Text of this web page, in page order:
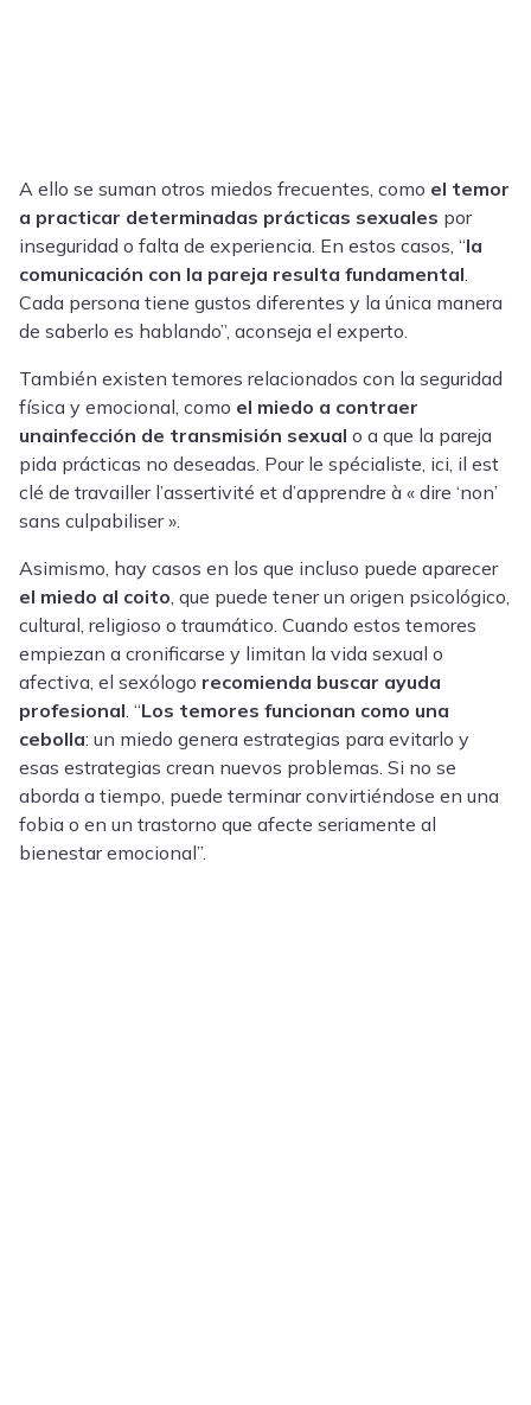
A ello se suman otros miedos frecuentes, como el temor
a practicar determinadas prácticas sexuales por
inseguridad o falta de experiencia. En estos casos, “la
comunicación con la pareja resulta fundamental.
Cada persona tiene gustos diferentes y la única manera
de saberlo es hablando”, aconseja el experto.
También existen temores relacionados con la seguridad
física y emocional, como el miedo a contraer
unainfección de transmisión sexual o a que la pareja
pida prácticas no deseadas. Pour le spécialiste, ici, il est
clé de travailler l’assertivité et d’apprendre à « dire ‘non’
sans culpabiliser ».
Asimismo, hay casos en los que incluso puede aparecer
el miedo al coito, que puede tener un origen psicológico,
cultural, religioso o traumático. Cuando estos temores
empiezan a cronificarse y limitan la vida sexual o
afectiva, el sexólogo recomienda buscar ayuda
profesional. “Los temores funcionan como una
cebolla: un miedo genera estrategias para evitarlo y
esas estrategias crean nuevos problemas. Si no se
aborda a tiempo, puede terminar convirtiéndose en una
fobia o en un trastorno que afecte seriamente al
bienestar emocional”.